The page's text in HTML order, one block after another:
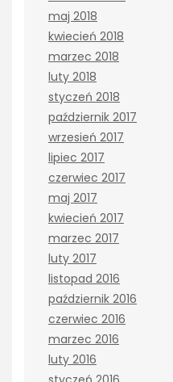
maj 2018
kwiecień 2018
marzec 2018
luty 2018
styczeń 2018
październik 2017
wrzesień 2017
lipiec 2017
czerwiec 2017
maj 2017
kwiecień 2017
marzec 2017
luty 2017
listopad 2016
październik 2016
czerwiec 2016
marzec 2016
luty 2016